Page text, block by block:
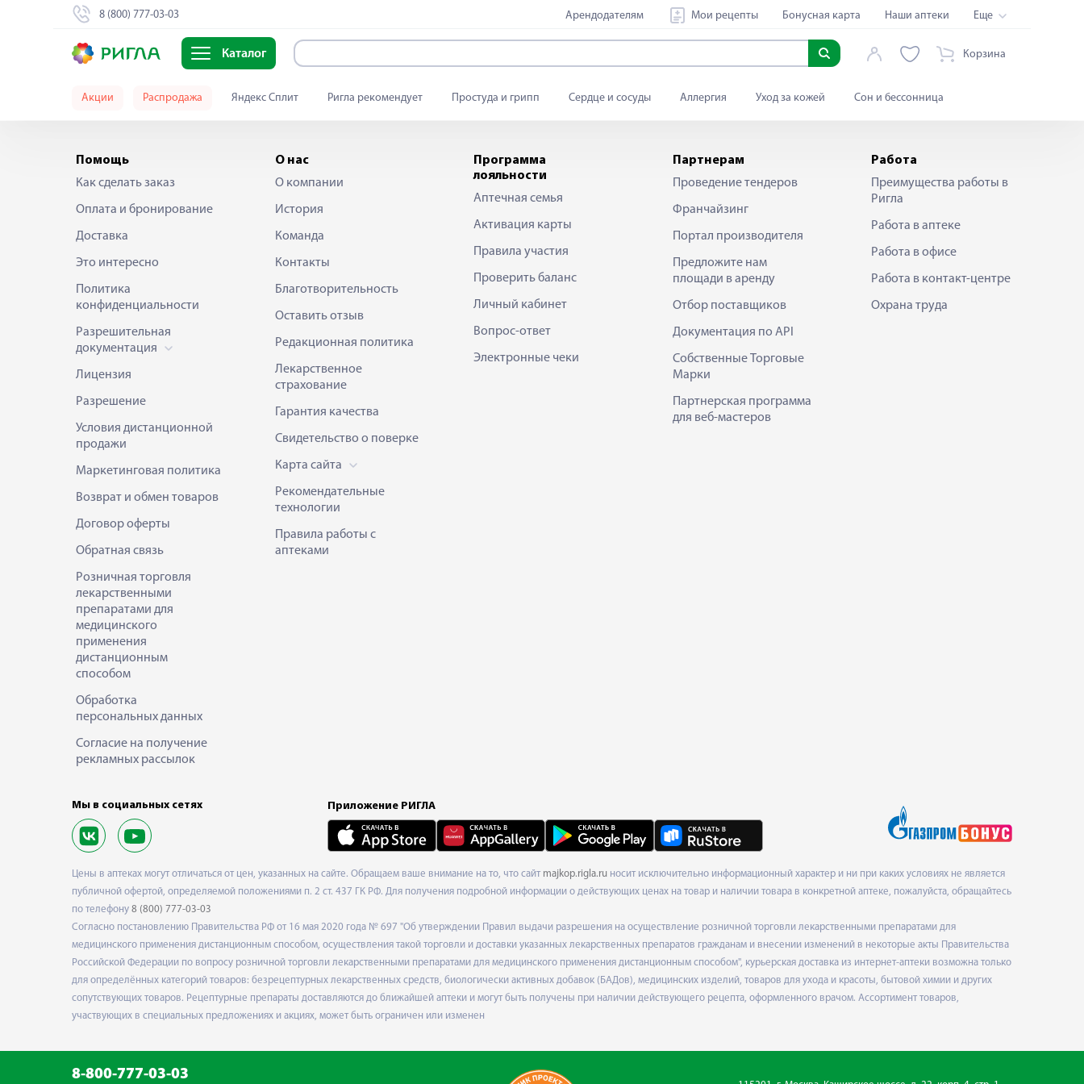
8 (800) 777-03-03 Арендодателям Мои рецепты Бонусная карта Наши аптеки Еще
Каталог Корзина
Акции Распродажа Яндекс Сплит Ригла рекомендует Простуда и грипп Сердце и сосуды Аллергия Уход за кожей Сон и бессонница
Помощь
Как сделать заказ
Оплата и бронирование
Доставка
Это интересно
Политика
конфиденциальности
Разрешительная
документация
Лицензия
Разрешение
Условия дистанционной
продажи
Маркетинговая политика
Возврат и обмен товаров
Договор оферты
Обратная связь
Розничная торговля
лекарственными
препаратами для
медицинского
применения
дистанционным
способом
Обработка
персональных данных
Согласие на получение
рекламных рассылок
О нас
О компании
История
Команда
Контакты
Благотворительность
Оставить отзыв
Редакционная политика
Лекарственное
страхование
Гарантия качества
Свидетельство о поверке
Карта сайта
Рекомендательные
технологии
Правила работы с
аптеками
Программа
лояльности
Аптечная семья
Активация карты
Правила участия
Проверить баланс
Личный кабинет
Вопрос-ответ
Электронные чеки
Партнерам
Проведение тендеров
Франчайзинг
Портал производителя
Предложите нам
площади в аренду
Отбор поставщиков
Документация по API
Собственные Торговые
Марки
Партнерская программа
для веб-мастеров
Работа
Преимущества работы в
Ригла
Работа в аптеке
Работа в офисе
Работа в контакт-центре
Охрана труда
Мы в социальных сетях Приложение РИГЛА
Цены в аптеках могут отличаться от цен, указанных на сайте. Обращаем ваше внимание на то, что сайт majkop.rigla.ru носит исключительно информационный характер и ни при каких условиях не является
публичной офертой, определяемой положениями п. 2 ст. 437 ГК РФ. Для получения подробной информации о действующих ценах на товар и наличии товара в конкретной аптеке, пожалуйста, обращайтесь
по телефону 8 (800) 777-03-03
Согласно постановлению Правительства РФ от 16 мая 2020 года № 697 "Об утверждении Правил выдачи разрешения на осуществление розничной торговли лекарственными препаратами для
медицинского применения дистанционным способом, осуществления такой торговли и доставки указанных лекарственных препаратов гражданам и внесении изменений в некоторые акты Правительства
Российской Федерации по вопросу розничной торговли лекарственными препаратами для медицинского применения дистанционным способом", курьерская доставка из интернет-аптеки возможна только
для определённых категорий товаров: безрецептурных лекарственных средств, биологически активных добавок (БАДов), медицинских изделий, товаров для ухода и красоты, бытовой химии и других
сопутствующих товаров. Рецептурные препараты доставляются до ближайшей аптеки и могут быть получены при наличии действующего рецепта, оформленного врачом. Ассортимент товаров,
участвующих в специальных предложениях и акциях, может быть ограничен или изменен
8-800-777-03-03